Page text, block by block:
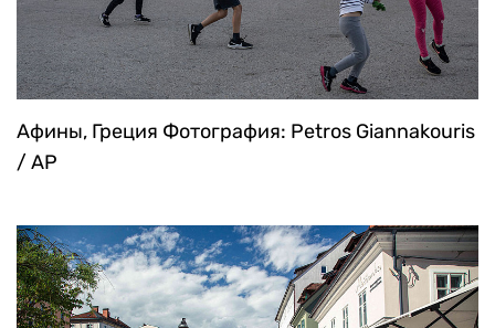
Афины, Греция Фотография: Petros Giannakouris
/ AP